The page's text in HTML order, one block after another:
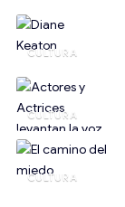
CULTURA
CULTURA
CULTURA